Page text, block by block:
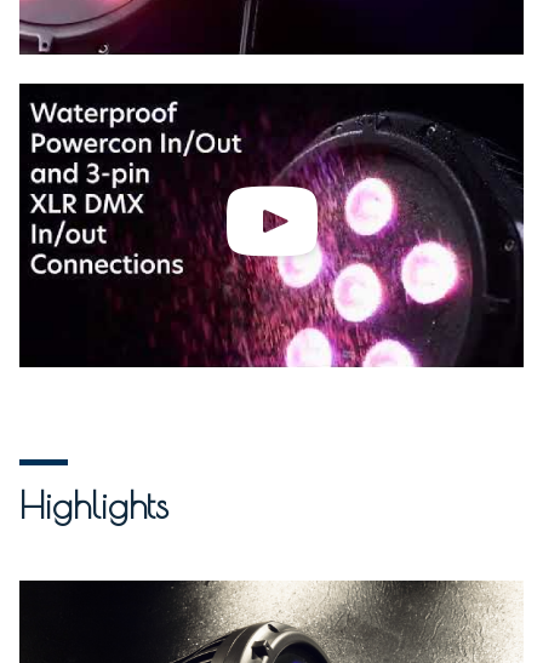
Highlights